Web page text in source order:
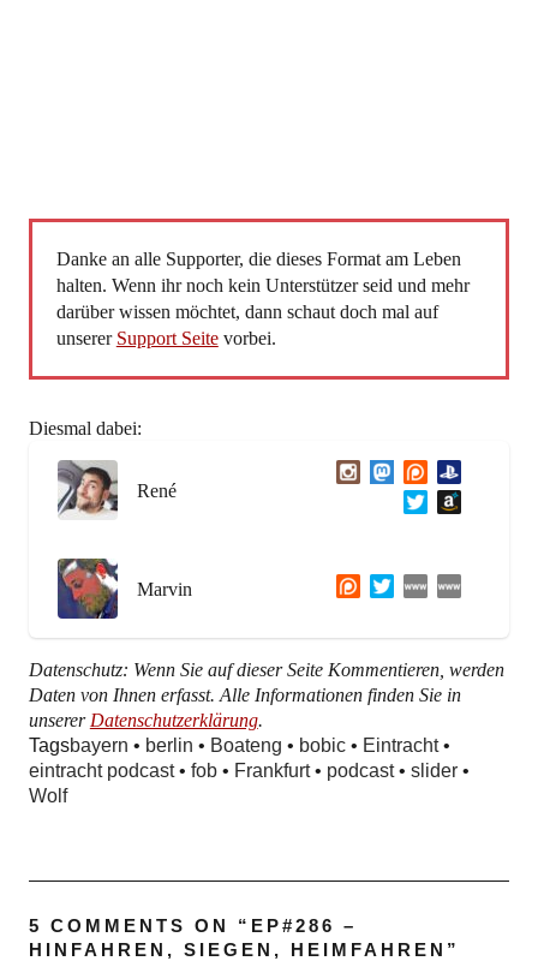
Danke an alle Supporter, die dieses Format am Leben
halten. Wenn ihr noch kein Unterstützer seid und mehr
darüber wissen möchtet, dann schaut doch mal auf
unserer Support Seitevorbei.
Diesmal dabei:
René
Marvin
Datenschutz: Wenn Sie auf dieser Seite Kommentieren, werden
Daten von Ihnen erfasst. Alle Informationen finden Sie in
unserer Datenschutzerklärung.
Tagsbayern • berlin • Boateng • bobic• Eintracht•
eintracht podcast• fob• Frankfurt• podcast• slider•
Wolf
5 COMMENTS ON “ EP#286 –
HINFAHREN, SIEGEN, HEIMFAHREN ”